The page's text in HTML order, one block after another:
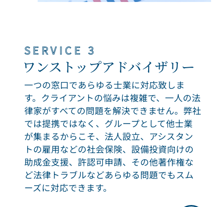
SERVICE 3
ワンストップアドバイザリー
一つの窓口であらゆる士業に対応致しま
す。クライアントの悩みは複雑で、一人の法
律家がすべての問題を解決できません。弊社
では提携ではなく、グループとして他士業
が集まるからこそ、法人設立、アシスタン
トの雇用などの社会保険、設備投資向けの
助成金支援、許認可申請、その他著作権な
ど法律トラブルなどあらゆる問題でもスム
ーズに対応できます。